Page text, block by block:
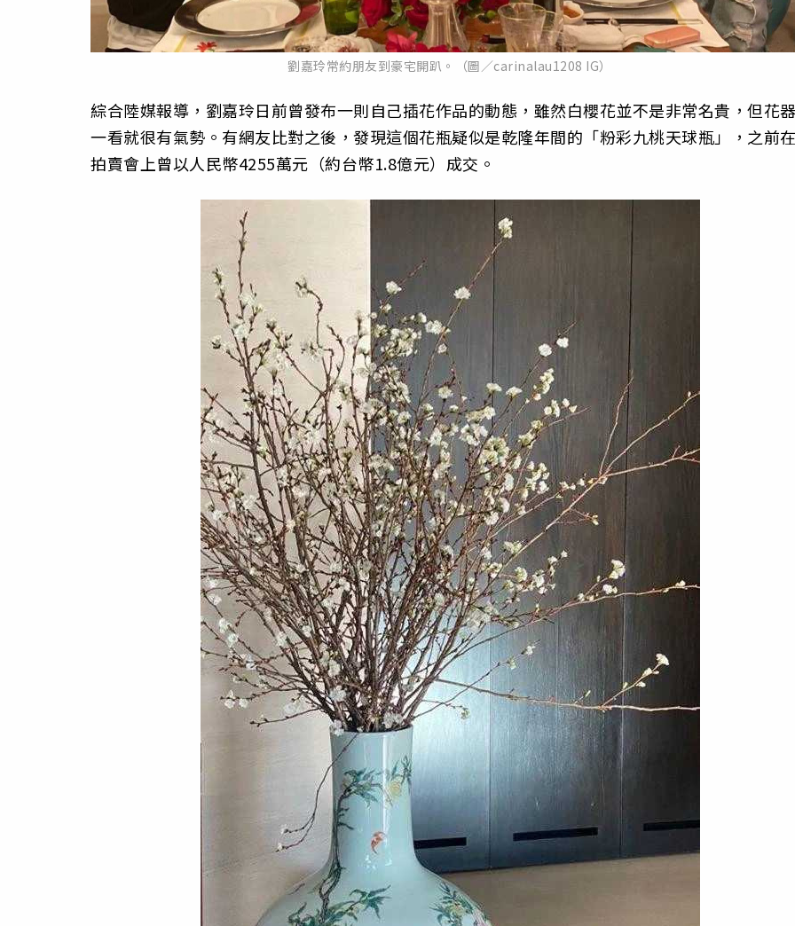
劉嘉玲常約朋友到豪宅開趴。（圖／carinalau1208 IG）
綜合陸媒報導，劉嘉玲日前曾發布一則自己插花作品的動態，雖然白櫻花並不是非常名貴，但花
一看就很有氣勢。有網友比對之後，發現這個花瓶疑似是乾隆年間的「粉彩九桃天球瓶」，之前
拍賣會上曾以人民幣4255萬元（約台幣1.8億元）成交。